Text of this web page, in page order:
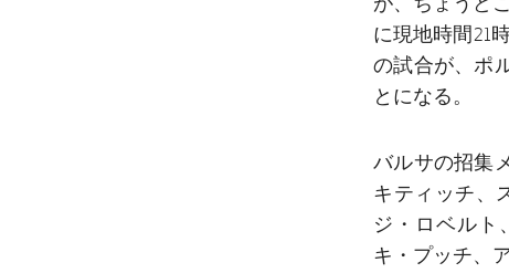
に現地時間21
の試合が、ポ
とになる。
バルサの招集
キティッチ、
ジ・ロベルト
キ・プッチ、